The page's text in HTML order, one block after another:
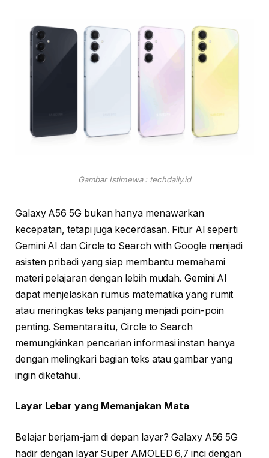
Gambar Istimewa : techdaily.id
Galaxy A56 5G bukan hanya menawarkan
kecepatan, tetapi juga kecerdasan. Fitur AI seperti
Gemini AI dan Circle to Search with Google menjadi
asisten pribadi yang siap membantu memahami
materi pelajaran dengan lebih mudah. Gemini AI
dapat menjelaskan rumus matematika yang rumit
atau meringkas teks panjang menjadi poin-poin
penting. Sementara itu, Circle to Search
memungkinkan pencarian informasi instan hanya
dengan melingkari bagian teks atau gambar yang
ingin diketahui.
Layar Lebar yang Memanjakan Mata
Belajar berjam-jam di depan layar? Galaxy A56 5G
hadir dengan layar Super AMOLED 6,7 inci dengan